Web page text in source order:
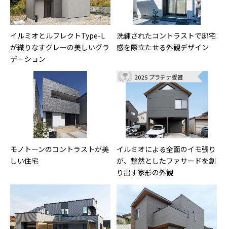
イルミオとルフレクトType-L
が織りなすグレーの美しいグラ
デーション
洗練されたコントラストで邸宅
感を際立たせる外観デザイン
モノトーンのコントラストが美
しい住宅
2025 プラチナ受賞
イルミオによる全面のイモ張り
が、整然としたファサードを創
り出す家形の外観